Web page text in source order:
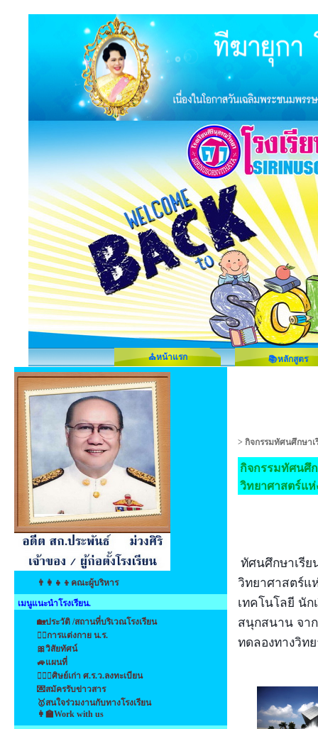
⛪หน้าแรก 📚หลักสูตร
👨‍👩‍👧‍👦คณะผู้บริหาร
เมนูแนะนำโรงเรียน.
🏡ประวัติ /สถานที่บริเวณโรงเรียน
👩‍⚕️การแต่งกาย น.ร.
🎀วิสัยทัศน์
🚙แผนที่
👩‍❤️‍👩ศิษย์เก่า ศ.ร.ว.ลงทะเบียน
💌สมัครรับข่าวสาร
🥇สนใจร่วมงานกับทางโรงเรียน
👩‍🏫Work with us
> กิจกรรมทัศนศึกษา
กิจกรรมทัศนศึ
วิทยาศาสตร์แ
ทัศนศึกษาเรี
วิทยาศาสตร์แ
เทคโนโลยี นัก
สนุกสนาน จา
ทดลองทางวิท